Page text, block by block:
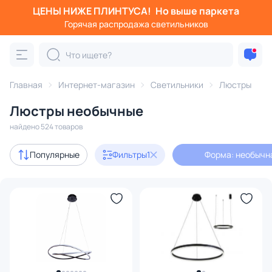
ЦЕНЫ НИЖЕ ПЛИНТУСА! Но выше паркета
Горячая распродажа светильников
Главная Интернет-магазин Светильники Люстры
Люстры необычные
найдено 524 товаров
Популярные Фильтры1 Форма:
Фильтры
Категория:
подвесные потолочные
Акции 104
Дизайнерский свет 110